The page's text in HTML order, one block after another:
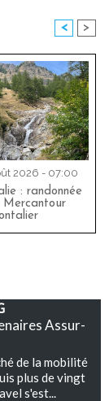
< >
2026 - 07:00
: randonnée
Mercantour
Assur-
de la mobilité
plus de vingt
s'est...